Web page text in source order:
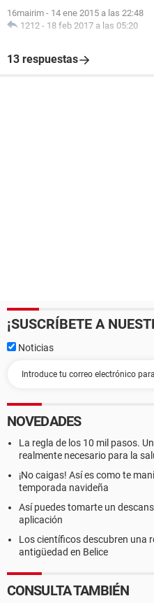
16mairim - 14 ene 2015 a las 22:48
1212 - 18 feb 2017 a las 05:20
13 respuestas
¡SUSCRÍBETE A
Noticias
NOVEDADES
La regla de los 10 mil pasos.
realmente necesario para la
¡No caigas! Así es como te
temporada navideña
Así puedes tomarte un
aplicación
Los científicos descubren una
antigüedad en Belice
CONSULTA TAMBIÉN